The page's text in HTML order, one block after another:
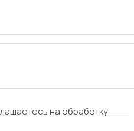
на обработку